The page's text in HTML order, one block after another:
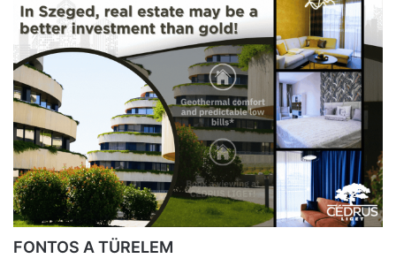
FONTOS A TÜRELEM